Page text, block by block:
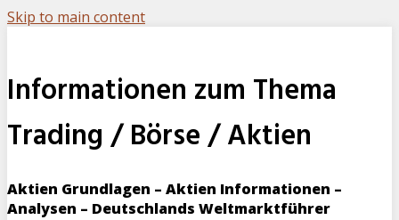
Skip to main content
Informationen zum Thema
Trading / Börse / Aktien
Aktien Grundlagen – Aktien Informationen –
Analysen – Deutschlands Weltmarktführer